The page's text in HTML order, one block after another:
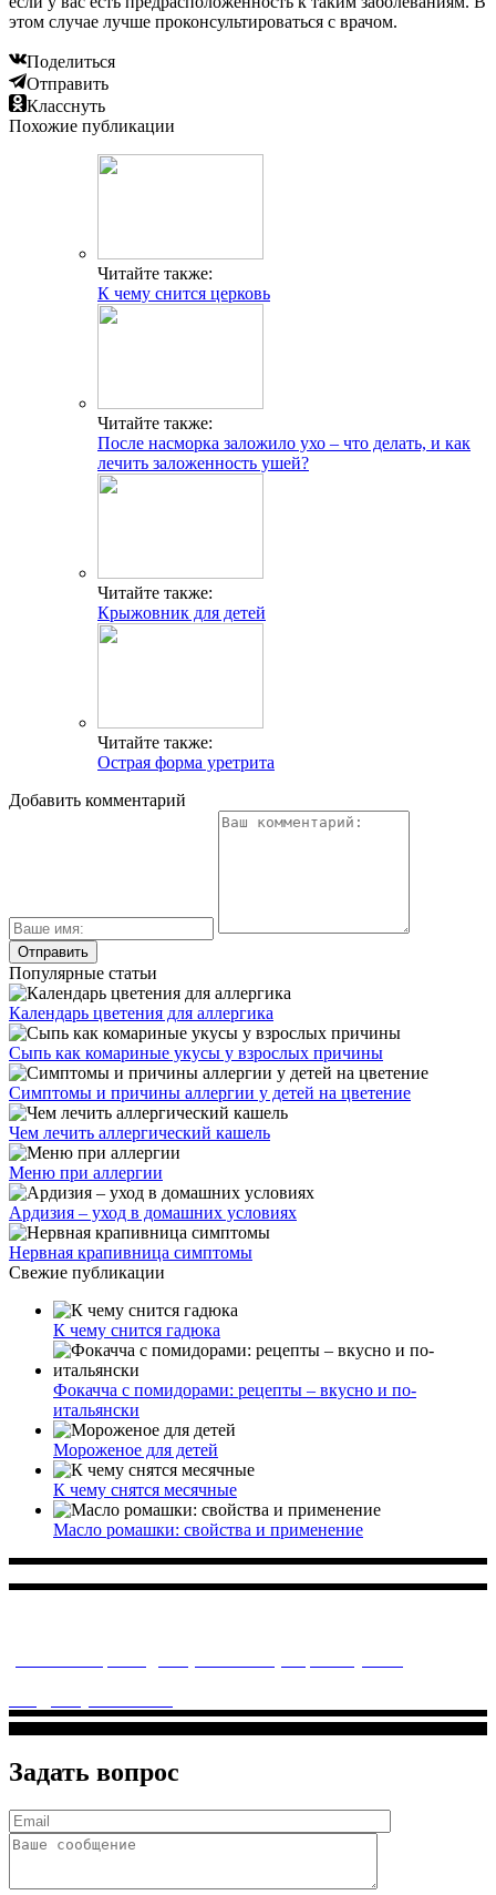
этом случае лучше проконсультироваться с врачом.
Поделиться
Отправить
Класснуть
Похожие публикации
Читайте также:
К чему снится церковь
Читайте также:
После насморка заложило ухо – что делать, и как
лечить заложенность ушей?
Читайте также:
Крыжовник для детей
Читайте также:
Острая форма уретрита
Добавить комментарий
Популярные статьи
Календарь цветения для аллергика
Сыпь как комариные укусы у взрослых причины
Симптомы и причины аллергии у детей на цветение
Чем лечить аллергический кашель
Меню при аллергии
Ардизия – уход в домашних условиях
Нервная крапивница симптомы
Свежие публикации
К чему снится гадюка
Фокачча с помидорами: рецепты – вкусно и по-
итальянски
Мороженое для детей
К чему снятся месячные
Масло ромашки: свойства и применение
Задать вопрос